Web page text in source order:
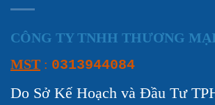
CÔNG TY TNHH THƯƠNG
MST : 0313944084
Do Sở Kế Hoạch và Đầu Tư